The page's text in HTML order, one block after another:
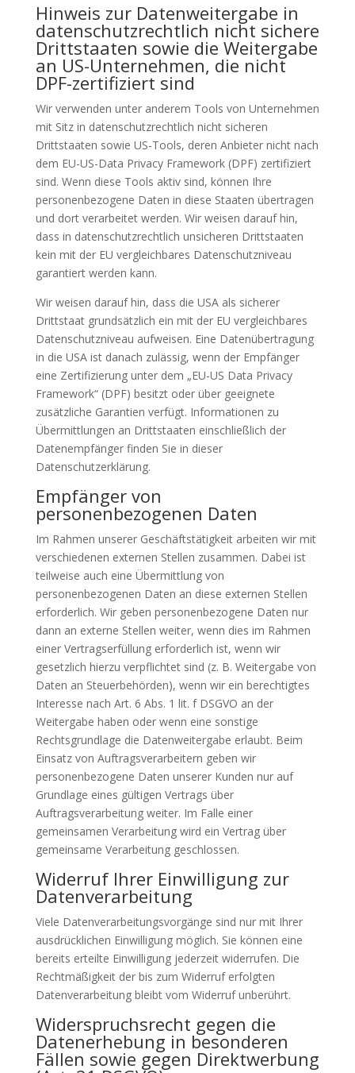
Hinweis zur Datenweitergabe in
datenschutzrechtlich nicht sichere
Drittstaaten sowie die Weitergabe
an US-Unternehmen, die nicht
DPF-zertifiziert sind
Wir verwenden unter anderem Tools von Unternehmen
mit Sitz in datenschutzrechtlich nicht sicheren
Drittstaaten sowie US-Tools, deren Anbieter nicht nach
dem EU-US-Data Privacy Framework (DPF) zertifiziert
sind. Wenn diese Tools aktiv sind, können Ihre
personenbezogene Daten in diese Staaten übertragen
und dort verarbeitet werden. Wir weisen darauf hin,
dass in datenschutzrechtlich unsicheren Drittstaaten
kein mit der EU vergleichbares Datenschutzniveau
garantiert werden kann.
Wir weisen darauf hin, dass die USA als sicherer
Drittstaat grundsätzlich ein mit der EU vergleichbares
Datenschutzniveau aufweisen. Eine Datenübertragung
in die USA ist danach zulässig, wenn der Empfänger
eine Zertifizierung unter dem „EU-US Data Privacy
Framework“ (DPF) besitzt oder über geeignete
zusätzliche Garantien verfügt. Informationen zu
Übermittlungen an Drittstaaten einschließlich der
Datenempfänger finden Sie in dieser
Datenschutzerklärung.
Empfänger von
personenbezogenen Daten
Im Rahmen unserer Geschäftstätigkeit arbeiten wir mit
verschiedenen externen Stellen zusammen. Dabei ist
teilweise auch eine Übermittlung von
personenbezogenen Daten an diese externen Stellen
erforderlich. Wir geben personenbezogene Daten nur
dann an externe Stellen weiter, wenn dies im Rahmen
einer Vertragserfüllung erforderlich ist, wenn wir
gesetzlich hierzu verpflichtet sind (z. B. Weitergabe von
Daten an Steuerbehörden), wenn wir ein berechtigtes
Interesse nach Art. 6 Abs. 1 lit. f DSGVO an der
Weitergabe haben oder wenn eine sonstige
Rechtsgrundlage die Datenweitergabe erlaubt. Beim
Einsatz von Auftragsverarbeitern geben wir
personenbezogene Daten unserer Kunden nur auf
Grundlage eines gültigen Vertrags über
Auftragsverarbeitung weiter. Im Falle einer
gemeinsamen Verarbeitung wird ein Vertrag über
gemeinsame Verarbeitung geschlossen.
Widerruf Ihrer Einwilligung zur
Datenverarbeitung
Viele Datenverarbeitungsvorgänge sind nur mit Ihrer
ausdrücklichen Einwilligung möglich. Sie können eine
bereits erteilte Einwilligung jederzeit widerrufen. Die
Rechtmäßigkeit der bis zum Widerruf erfolgten
Datenverarbeitung bleibt vom Widerruf unberührt.
Widerspruchsrecht gegen die
Datenerhebung in besonderen
Fällen sowie gegen Direktwerbung